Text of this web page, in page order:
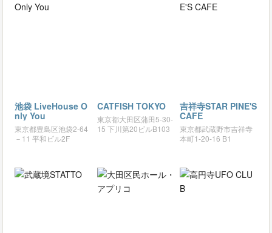
池袋 LiveHouse O
nly You
東京都豊島区池袋2-64
－11 平和ビル2F
CATFISH TOKYO
東京都大田区蒲田5-30-
15 下川第20ビルB103
吉祥寺STAR PINE'S
CAFE
東京都武蔵野市吉祥寺
本町1-20-16 B1